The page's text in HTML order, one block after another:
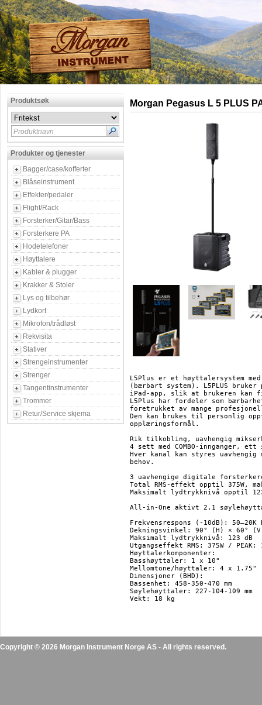
Produktsøk
Produktnavn
Produkter og tjenester
Bagger/case/kofferter
Blåseinstrument
Effekter/pedaler
Flight/Rack
Forsterker/Gitar/Bass
Forsterkere PA
Hodetelefoner
Høyttalere
Kabler & plugger
Krakker & Stoler
Lys og tilbehør
Lydkort
Mikrofon/trådløst
Rekvisita
Stativer
Strengeinstrumenter
Strenger
Tangentinstrumenter
Trommer
Retur/Service skjema
Morgan Pegasus L 5 PLUS
L5Plus er et høyttalersystem
(bærbart system). L5PLUS
iPad-app, slik at brukeren kan
L5Plus har fordeler som
foretrukket av mange
Den kan brukes til personlig
opplæringsformål.
Rik tilkobling, uavhengig
4 sett med COMBO-innganger,
Hver kanal kan styres uavhengig
behov.
3 uavhengige digitale
Total RMS-effekt opptil 375W,
Maksimalt lydtrykknivå opptil
All-in-One aktivt 2.1
Frekvensrespons (-10dB):
Dekningsvinkel: 90° (H) × 60°
Maksimalt lydtrykknivå: 123 dB
Utgangseffekt RMS: 375W / PEAK:
Høyttalerkomponenter:
Basshøyttaler: 1 x 10"
Mellomtone/høyttaler: 4 x
Dimensjoner (BHD):
Bassenhet: 458-350-470 mm
Søylehøyttaler: 227-104-109 mm
Vekt: 18 kg
Copyright © 2026 Morgan Instrument Norge AS - All rights reserved.